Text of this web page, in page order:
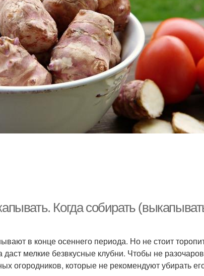
Когда собирать
в конце осеннего периода. Но не стоит
мелкие безвкусные клубни. Чтобы не
огородников, которые не рекомендуют убирать